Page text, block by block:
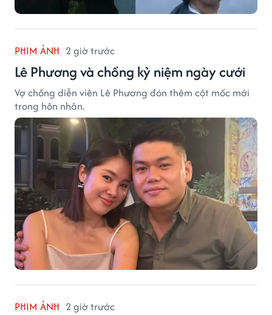
PHIM ẢNH 2 giờ trước
Lê Phương và chồng kỷ niệm ngày cưới
Vợ chồng diễn viên Lê Phương đón thêm cột mốc mới
trong hôn nhân.
PHIM ẢNH 2 giờ trước